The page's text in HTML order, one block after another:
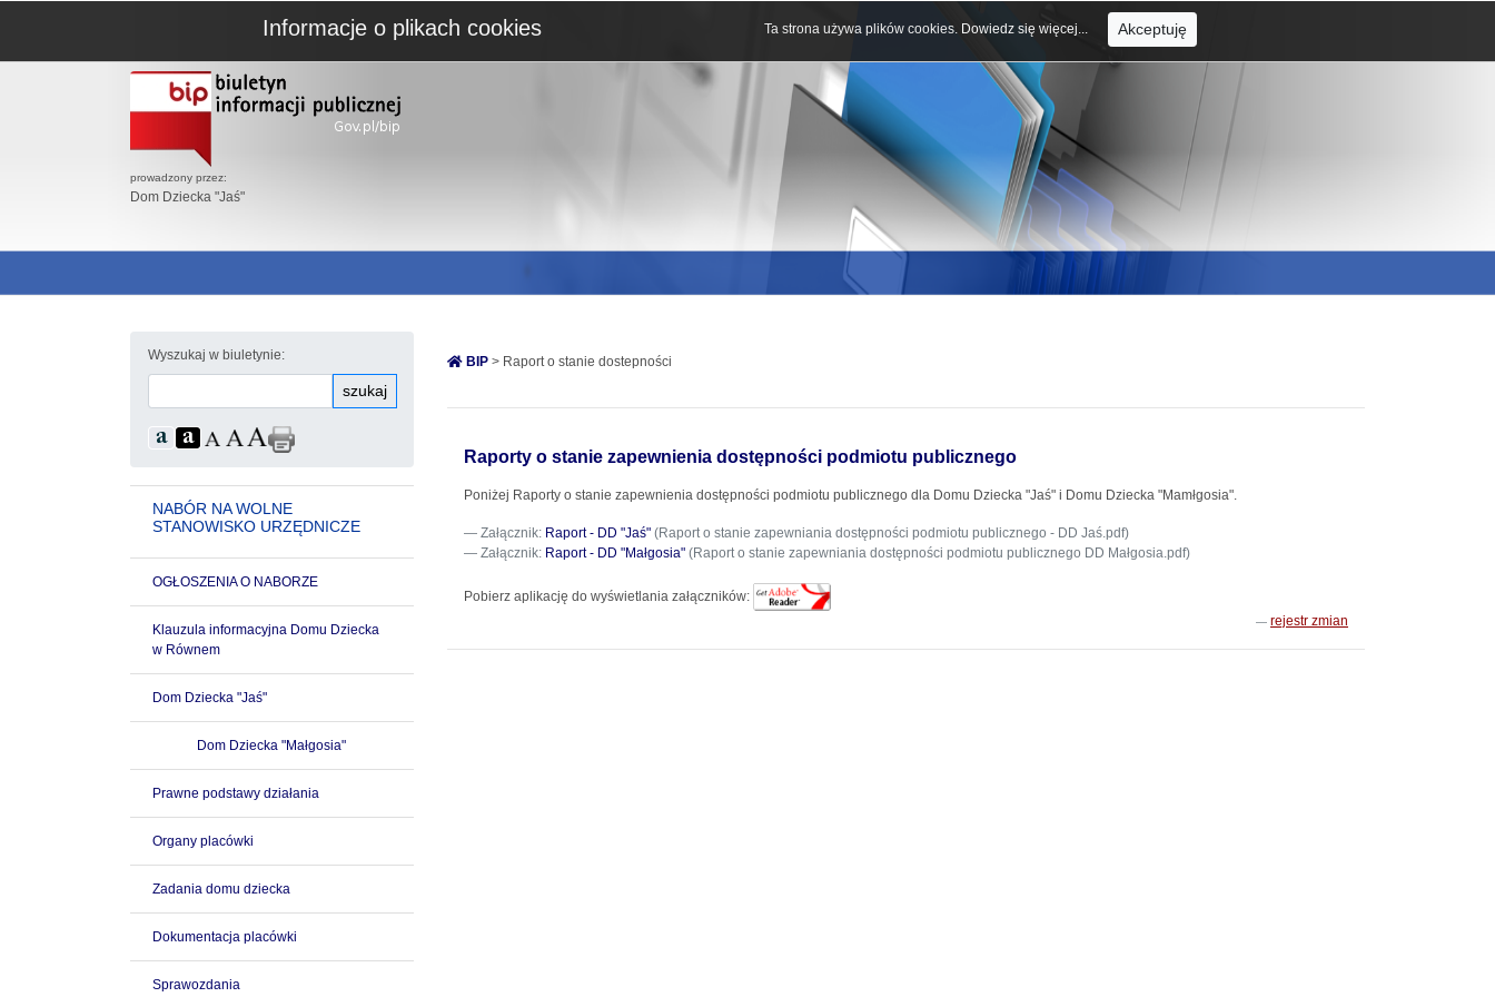
prowadzony przez:
Dom Dziecka "Jaś"
Wyszukaj w biuletynie:
szukaj
NABÓR NA WOLNE
STANOWISKO URZĘDNICZE
OGŁOSZENIA O NABORZE
Klauzula informacyjna Domu Dziecka
w Równem
Dom Dziecka "Jaś"
Dom Dziecka "Małgosia"
Prawne podstawy działania
Organy placówki
Zadania domu dziecka
Dokumentacja placówki
Sprawozdania
BIP > Raport o stanie dostepności
Raporty o stanie zapewnienia dostępności podmiotu publicznego
Poniżej Raporty o stanie zapewnienia dostępności podmiotu publicznego dla Domu Dziecka "Jaś" i Domu Dziecka "Mamłgosia".
Załącznik: Raport - DD "Jaś" (Raport o stanie zapewniania dostępności podmiotu publicznego - DD Jaś.pdf)
Załącznik: Raport - DD "Małgosia" (Raport o stanie zapewniania dostępności podmiotu publicznego DD Małgosia.pdf)
Pobierz aplikację do wyświetlania załączników:
rejestr zmian
Informacje o plikach cookies Ta strona używa plików cookies. Dowiedz się więcej... Akceptuję